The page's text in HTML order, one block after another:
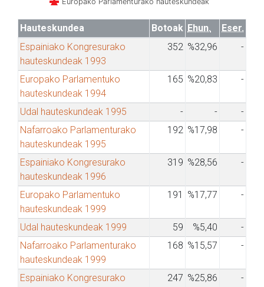
Hauteskundea Botoak Ehun.
Eser.
Espainiako Kongresurako
hauteskundeak 1993
352 %32,96 -
Europako Parlamentuko
hauteskundeak 1994
165 %20,83 -
Udal hauteskundeak 1995 - -
-
Nafarroako Parlamenturako
hauteskundeak 1995
192 %17,98 -
Espainiako Kongresurako
hauteskundeak 1996
319 %28,56 -
Europako Parlamentuko
hauteskundeak 1999
191 %17,77 -
Udal hauteskundeak 1999 59 %5,40
-
Nafarroako Parlamenturako
hauteskundeak 1999
168 %15,57 -
Espainiako Kongresurako
247 %25,86 -